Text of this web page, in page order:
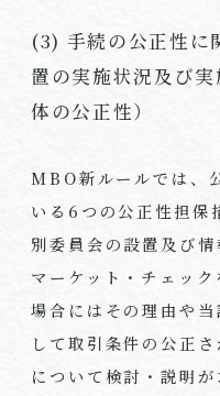
(3) 手続の公正性に
置の実施状況及び
体の公正性）
MBO新ルールでは、
いる 6 つの公正性担保
別委員会の設置及び
マーケット・チェッ
場合にはその理由や
して取引条件の公正
について検討・説明